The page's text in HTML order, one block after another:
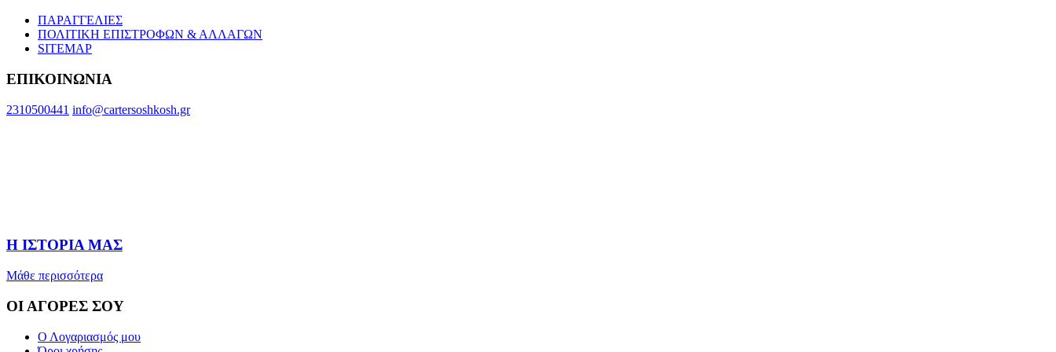
ΠΑΡΑΓΓΕΛΙΕΣ
ΠΟΛΙΤΙΚΗ ΕΠΙΣΤΡΟΦΩΝ & ΑΛΛΑΓΩΝ
SITEMAP
ΕΠΙΚΟΙΝΩΝΙΑ
2310500441 info@cartersoshkosh.gr
Η ΙΣΤΟΡΙΑ ΜΑΣ
Μάθε περισσότερα
ΟΙ ΑΓΟΡΕΣ ΣΟΥ
Ο Λογαριασμός μου